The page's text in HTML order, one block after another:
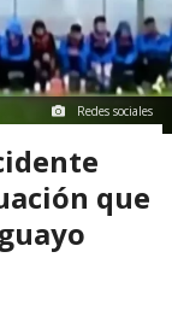
Redes sociales
que